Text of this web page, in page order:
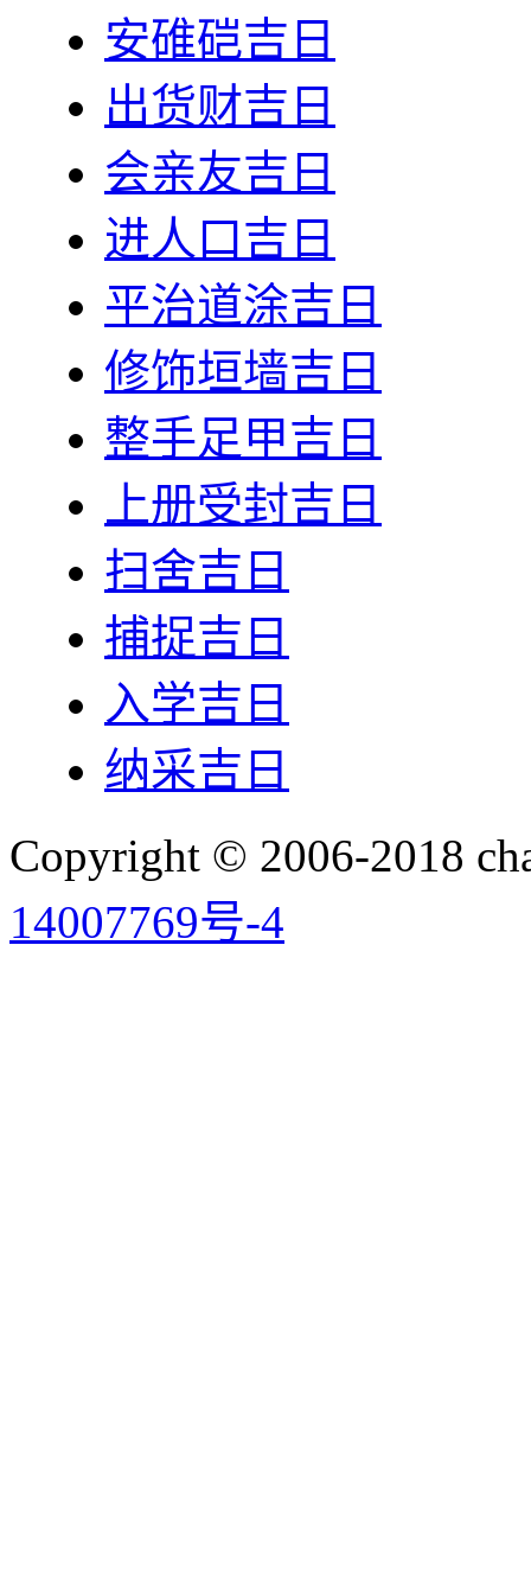
安碓硙吉日
出货财吉日
会亲友吉日
进人口吉日
平治道涂吉日
修饰垣墙吉日
整手足甲吉日
上册受封吉日
扫舍吉日
捕捉吉日
入学吉日
纳采吉日
Copyright © 2006-2018
14007769号-4